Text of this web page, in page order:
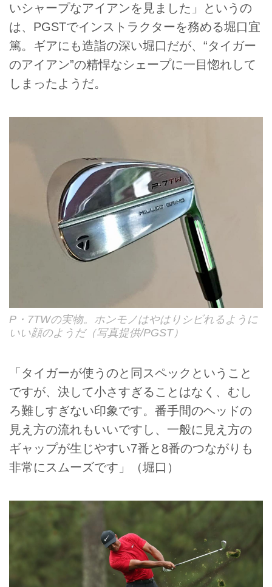
いシャープなアイアンを見ました」というの
は、PGSTでインストラクターを務める堀口宜
篤。ギアにも造詣の深い堀口だが、“タイガー
のアイアン”の精悍なシェープに一目惚れして
しまったようだ。
P・7TWの実物。ホンモノはやはりシビれるように
いい顔のようだ（写真提供/PGST）
「タイガーが使うのと同スペックということ
ですが、決して小さすぎることはなく、むし
ろ難しすぎない印象です。番手間のヘッドの
見え方の流れもいいですし、一般に見え方の
ギャップが生じやすい7番と8番のつながりも
非常にスムーズです」（堀口）